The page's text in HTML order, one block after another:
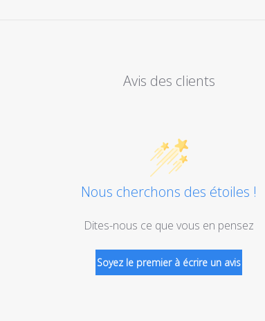
Avis des clients
Nous cherchons des étoiles !
Dites-nous ce que vous en pensez
Soyez le premier à écrire un avis